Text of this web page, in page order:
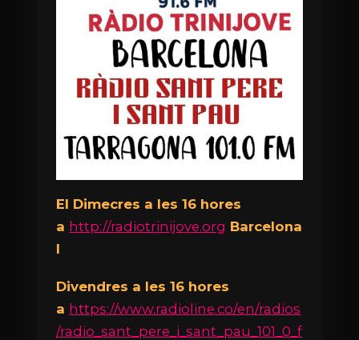
El Dimecres a les 16 hores
a http://radiotrinijove.org Barcelona
I
Divendres a les 16 hores
a https://www.radioline.co/en/radios
/radio_sant_pere_i_sant_pau_101_0_f